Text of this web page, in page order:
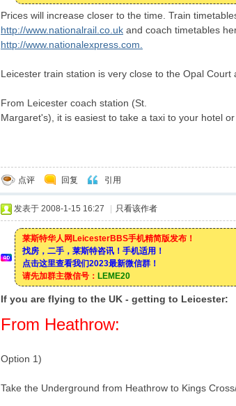
Prices will increase closer to the time. Train
http://www.nationalrail.co.uk and coach timetables
http://www.nationalexpress.com.
Leicester train station is very close to the Opal Court
From Leicester coach station (St.
Margaret's), it is easiest to take a taxi to your hotel or
点评 回复 引用
发表于 2008-1-15 16:27 只看该作者
莱斯特华人网LeicesterBBS手机精简版发布！
找房，二手，莱斯特咨讯！手机适用！
点击这里查看我们2023最新微信群！
请先加群主微信号： LEME20
If you are flying to the UK - getting to Leicester:
From Heathrow:
Option 1)
Take the Underground from Heathrow to Kings